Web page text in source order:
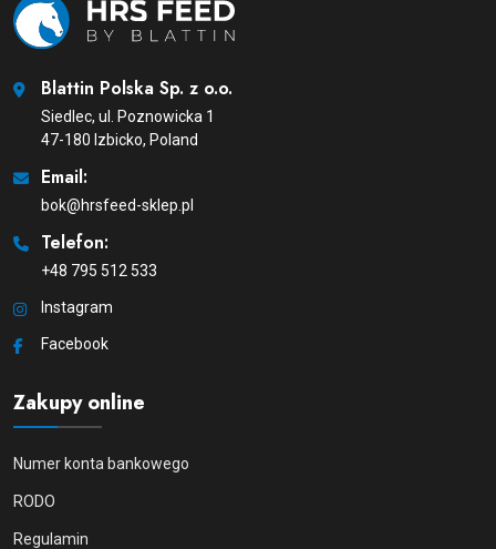
Blattin Polska Sp. z o.o.
Siedlec, ul. Poznowicka 1
47-180 Izbicko, Poland
Email:
bok@hrsfeed-sklep.pl
Telefon:
+48 795 512 533
Instagram
Facebook
Zakupy online
Numer konta bankowego
RODO
Regulamin